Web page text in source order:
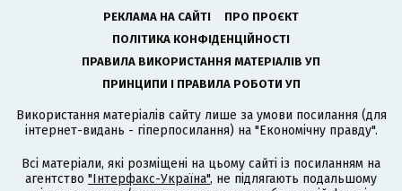
РЕКЛАМА НА САЙТІ
ПРО ПРОЄКТ
ПОЛІТИКА КОНФІДЕНЦІЙНОСТІ
ПРАВИЛА ВИКОРИСТАННЯ МАТЕРІАЛІВ УП
ПРИНЦИПИ І ПРАВИЛА РОБОТИ УП
Використання матеріалів сайту лише за умови посилання (для
інтернет-видань - гіперпосилання) на "Економічну правду".
Всі матеріали, які розміщені на цьому сайті із посиланням на
агентство "Інтерфакс-Україна", не підлягають подальшому